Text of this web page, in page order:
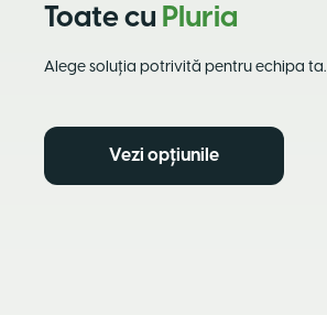
Toate cu Pluria
Alege soluția potrivită pentru echipa ta.
Vezi opțiunile